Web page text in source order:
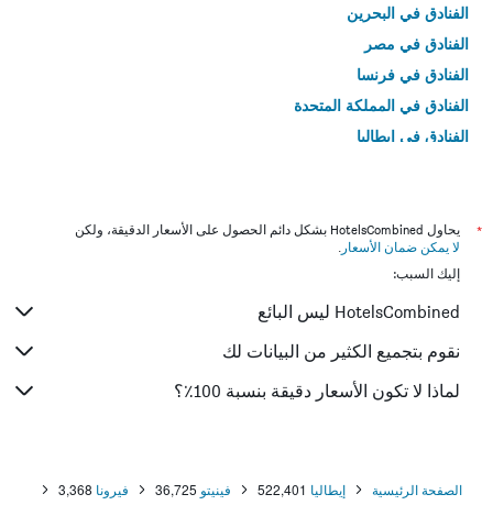
الفنادق في البحرين
الفنادق في مصر
الفنادق في فرنسا
الفنادق في المملكة المتحدة
الفنادق في إيطاليا
*
يحاول HotelsCombined بشكل دائم الحصول على الأسعار الدقيقة، ولكن
لا يمكن ضمان الأسعار .
إليك السبب:
HotelsCombined ليس البائع
نقوم بتجميع الكثير من البيانات لك
لماذا لا تكون الأسعار دقيقة بنسبة 100٪؟
الصفحة الرئيسية إيطاليا 522,401 فينيتو 36,725 فيرونا 3,368